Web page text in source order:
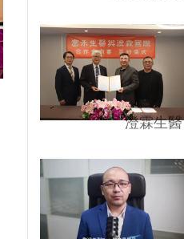
澄霖生醫